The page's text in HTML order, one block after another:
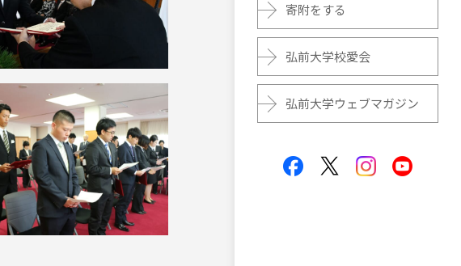
寄附をする
弘前大学校愛会
弘前大学ウェブマガジン